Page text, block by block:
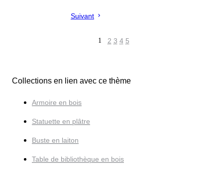
Suivant
1 2 3 4 5
Collections en lien avec ce thème
Armoire en bois
Statuette en plâtre
Buste en laiton
Table de bibliothèque en bois